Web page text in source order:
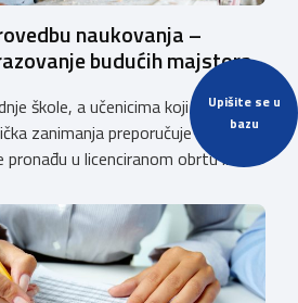
Upišite se u
bazu
naukovanja –
budućih majstora
škole, a učenicima koji odabiru
zanimanja preporučuje se da
u licenciranom obrtu ili
da pokrenu postupak
učenicima omogućili
praktičnih znanja, a
[…]